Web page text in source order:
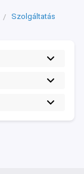
Szolgáltatás